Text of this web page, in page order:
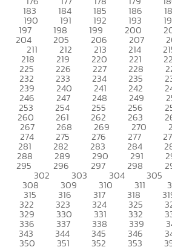
183 184 185 186
190 191 192 193
197 198 199 200
204 205 206 207
211 212 213 214
218 219 220 221
225 226 227 228
232 233 234 235
239 240 241 242
246 247 248 249
253 254 255 256
260 261 262 263
267 268 269 270
274 275 276 277
281 282 283 284
288 289 290 291
295 296 297 298
302 303 304 305
308 309 310 311
315 316 317 318
322 323 324 325
329 330 331 332
336 337 338 339
343 344 345 346
350 351 352 353